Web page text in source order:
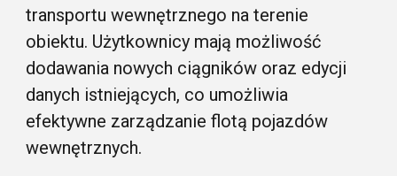
transportu wewnętrznego na terenie
obiektu. Użytkownicy mają możliwość
dodawania nowych ciągników oraz edycji
danych istniejących, co umożliwia
efektywne zarządzanie flotą pojazdów
wewnętrznych.